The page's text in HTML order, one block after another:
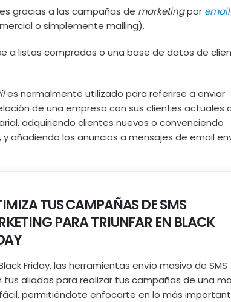
gracias a las campañas de marketingpor email
o simplemente mailing).
a listas compradas o una base de datos de
es normalmente utilizado para referirse a enviar
de una empresa con sus clientes actuales
adquiriendo clientes nuevos o convenciendo
añadiendo los anuncios a mensajes de email
TUS CAMPAÑAS DE SMS
PARA TRIUNFAR EN BLACK
Friday, las herramientas envío masivo de SMS
tus aliadas para realizar tus campañas de una
permitiéndote enfocarte en lo más